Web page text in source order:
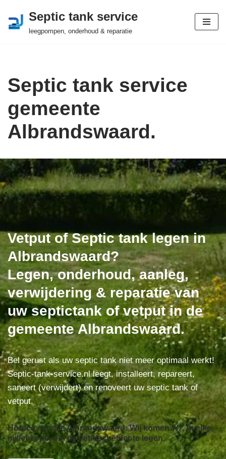
Ga
Septic tank service
leegpompen, onderhoud & reparatie
Septic tank service
gemeente
Albrandswaard.
Vetput of Septic tank legen in
Albrandswaard?
Legen, onderhoud, aanleg,
verwijdering & reparatie van
uw septictank of vetput in de
gemeente Albrandswaard.
Bel gerust als uw septic tank niet meer optimaal werkt!
Septic-tank-service.nl leegt, installeert, repareert,
saneert (verwijdert) en renoveert uw septic tank of
vetput.
Horeca service Albrandswaard: Wij komen 7/7, in elke
milieuzone, om de vetafscheider te legen.